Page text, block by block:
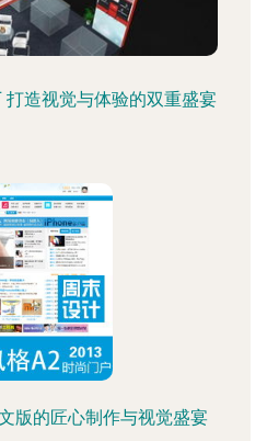
造视觉与体验的双重盛宴
版的匠心制作与视觉盛宴